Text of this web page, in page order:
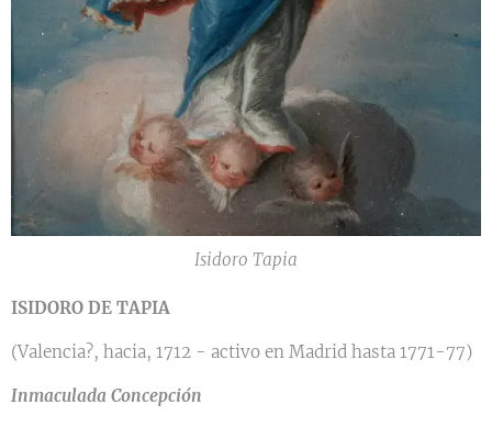
Isidoro Tapia
ISIDORO DE TAPIA
(Valencia?, hacia, 1712 - activo en Madrid hasta 1771-77)
Inmaculada Concepción